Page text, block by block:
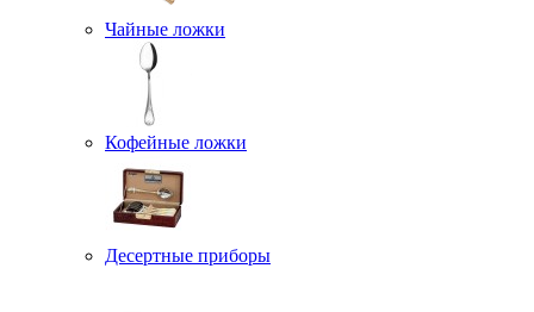
Чайные ложки
Кофейные ложки
Десертные приборы